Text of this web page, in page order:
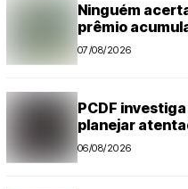
Ninguém
prêmio
milhões
07/08/2026
PCDF
planejar
no período
06/08/2026